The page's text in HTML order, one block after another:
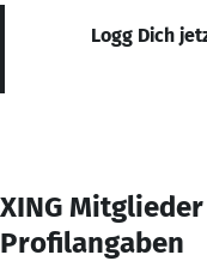
Logg Dich
XING
Profilangaben